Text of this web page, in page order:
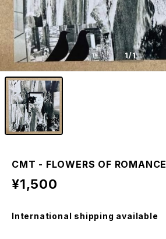
1/1
CMT - FLOWERS OF ROMANCE
¥1,500
International shipping available